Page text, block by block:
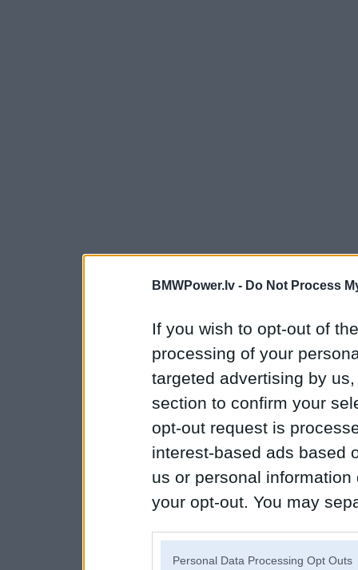
BMWPower.lv - Do Not Process
If you wish to opt-out of
processing of your
targeted advertising by
section to confirm your
opt-out request is
interest-based ads based
us or personal
your opt-out. You may
Personal Data Processing Opt Outs